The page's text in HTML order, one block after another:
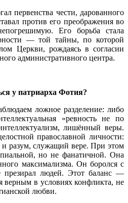
первенства чести, дарованного
против его преображения во
Его борьба стала
— той тайны, по которой
Церкви, рождаясь в согласии
административного центра.
у патриарха Фотия?
ложное разделение: либо
«ревность не по
лишённый веры.
православной личности:
и разум, служащий вере. При этом
но не фанатичной. Она
максимализма. Он боролся с
людей. Этот баланс —
верным в условиях конфликта, не
любви.